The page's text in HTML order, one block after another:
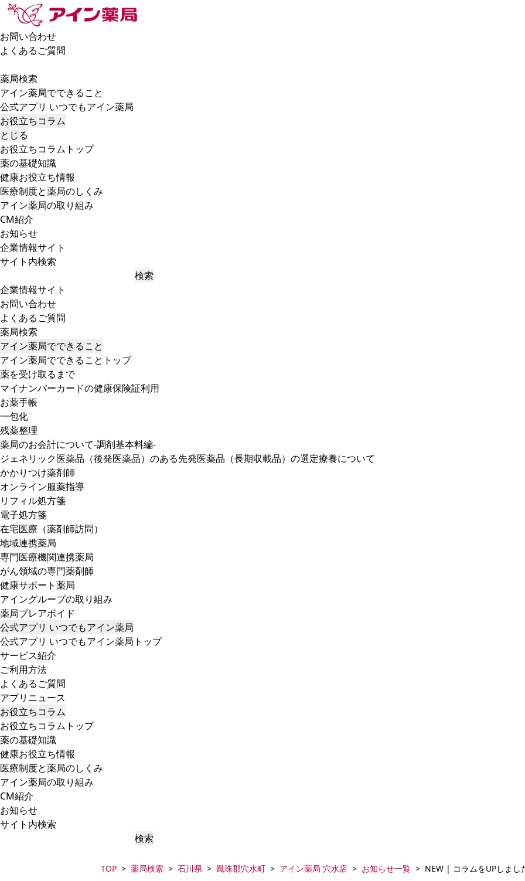
お問い合わせ
よくあるご質問
薬局検索
アイン薬局でできること
公式アプリ いつでもアイン薬局
お役立ちコラム
とじる
お役立ちコラムトップ
薬の基礎知識
健康お役立ち情報
医療制度と薬局のしくみ
アイン薬局の取り組み
CM紹介
お知らせ
企業情報サイト
サイト内検索
検索
企業情報サイト
お問い合わせ
よくあるご質問
薬局検索
アイン薬局でできること
アイン薬局でできることトップ
薬を受け取るまで
マイナンバーカードの健康保険証利用
お薬手帳
一包化
残薬整理
薬局のお会計について-調剤基本料編-
ジェネリック医薬品（後発医薬品）のある先発医薬品（長期収載品）の選定療養について
かかりつけ薬剤師
オンライン服薬指導
リフィル処方箋
電子処方箋
在宅医療（薬剤師訪問）
地域連携薬局
専門医療機関連携薬局
がん領域の専門薬剤師
健康サポート薬局
アイングループの取り組み
薬局プレアボイド
公式アプリ いつでもアイン薬局
公式アプリ いつでもアイン薬局トップ
サービス紹介
ご利用方法
よくあるご質問
アプリニュース
お役立ちコラム
お役立ちコラムトップ
薬の基礎知識
健康お役立ち情報
医療制度と薬局のしくみ
アイン薬局の取り組み
CM紹介
お知らせ
サイト内検索
検索
TOP 薬局検索 石川県 鳳珠郡穴水町 アイン薬局 穴水店 お知らせ一覧 NEW | コラムをUPしまし